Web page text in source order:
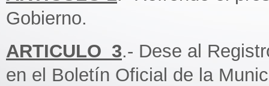
Gobierno.
ARTICULO_3.- Dese al
en el Boletín Oficial de la